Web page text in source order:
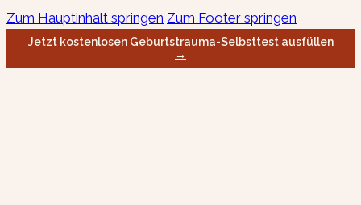
Zum Hauptinhalt springen Zum Footer springen
Jetzt kostenlosen Geburtstrauma-Selbsttest ausfüllen
→